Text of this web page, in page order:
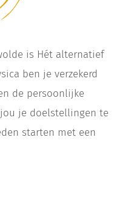
is Hét alternatief
ben je verzekerd
de persoonlijke
je doelstellingen te
starten met een